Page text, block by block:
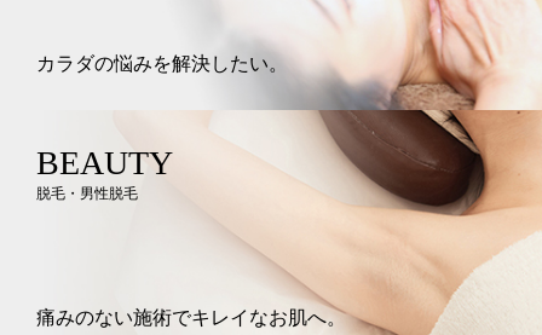
カラダの悩みを解決したい。
BEAUTY
脱毛・男性脱毛
痛みのない施術でキレイなお肌へ。